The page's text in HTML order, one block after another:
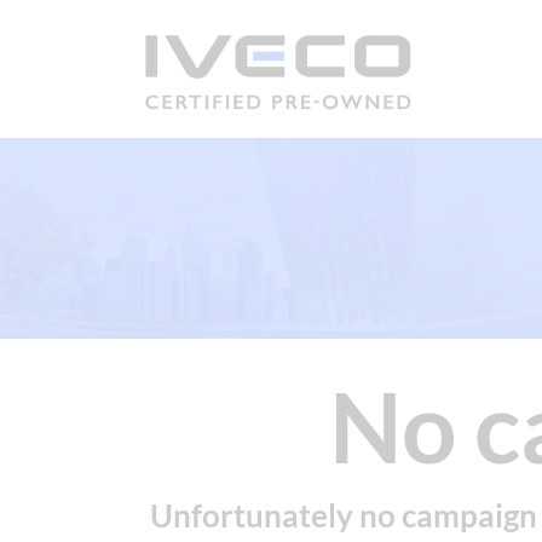
No
Unfortunately no campaign